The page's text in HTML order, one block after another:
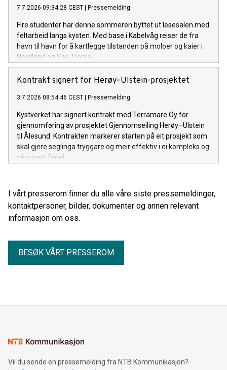
7.7.2026 09:34:28 CEST Pressemelding
Fire studenter har denne sommeren byttet ut lesesalen med
feltarbeid langs kysten. Med base i Kabelvåg reiser de fra
havn til havn for å kartlegge tilstanden på moloer og kaier i
Nordland og Sør-Troms.
Kontrakt signert for Herøy–Ulstein-prosjektet
3.7.2026 08:54:46 CEST Pressemelding
Kystverket har signert kontrakt med Terramare Oy for
gjennomføring av prosjektet Gjennomseiling Herøy–Ulstein
til Ålesund. Kontrakten markerer starten på eit prosjekt som
skal gjere seglinga tryggare og meir effektiv i ei kompleks og
vêrutsett farlei.
I vårt presserom finner du alle våre siste pressemeldinger,
kontaktpersoner, bilder, dokumenter og annen relevant
informasjon om oss.
BESØK VÅRT PRESSEROM
Vil du sende en pressemelding fra NTB Kommunikasjon?